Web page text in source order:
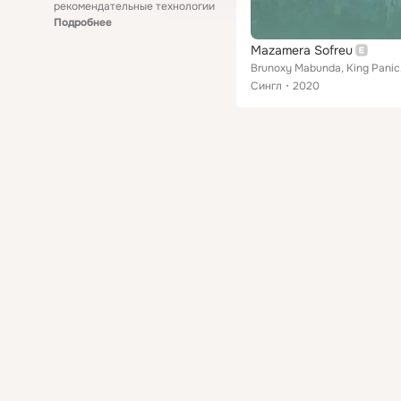
рекомендательные технологии
Подробнее
Mazamera Sofreu
Сингл
2020